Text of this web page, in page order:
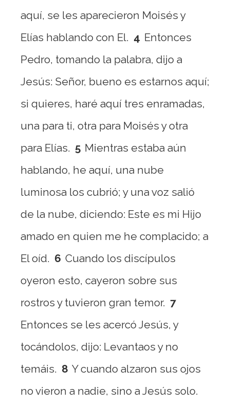
aquí, se les aparecieron Moisés y
Elías hablando con El. 4 Entonces
Pedro, tomando la palabra, dijo a
Jesús: Señor, bueno es estarnos aquí;
si quieres, haré aquí tres enramadas,
una para ti, otra para Moisés y otra
para Elías. 5 Mientras estaba aún
hablando, he aquí, una nube
luminosa los cubrió; y una voz salió
de la nube, diciendo: Este es mi Hijo
amado en quien me he complacido; a
El oíd. 6 Cuando los discípulos
oyeron esto, cayeron sobre sus
rostros y tuvieron gran temor. 7
Entonces se les acercó Jesús, y
tocándolos, dijo: Levantaos y no
temáis. 8 Y cuando alzaron sus ojos
no vieron a nadie, sino a Jesús solo.